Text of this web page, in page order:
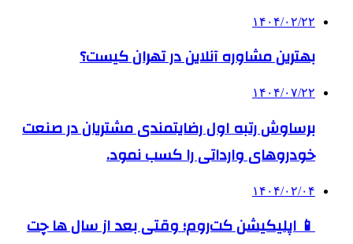
۱۴۰۴/۰۲/۲۲
بهترین مشاوره آنلاین در تهران کیست؟
۱۴۰۴/۰۷/۲۲
برساوش رتبه اول رضایتمندی مشتریان در صنعت
خودروهای وارداتی را کسب نمود.
۱۴۰۴/۰۲/۰۴
📱 اپلیکیشن کت‌روم؛ وقتی بعد از سال ها چت